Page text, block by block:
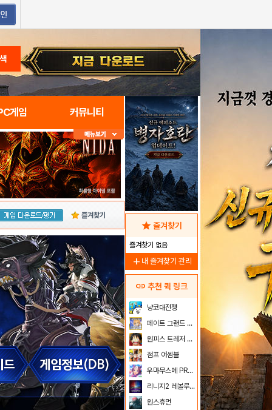
게임 커뮤니티
즐겨찾기
star 즐겨찾기
즐겨찾기 없음
add 내 즐겨찾기 관리
link 추천 퀵 링크
냥코대전쟁
페이트 그랜드 오더
원피스 트레저 크루즈
점프 어셈블
우마무스메 PRETTY DERBY
리니지2 레볼루션
원스휴먼